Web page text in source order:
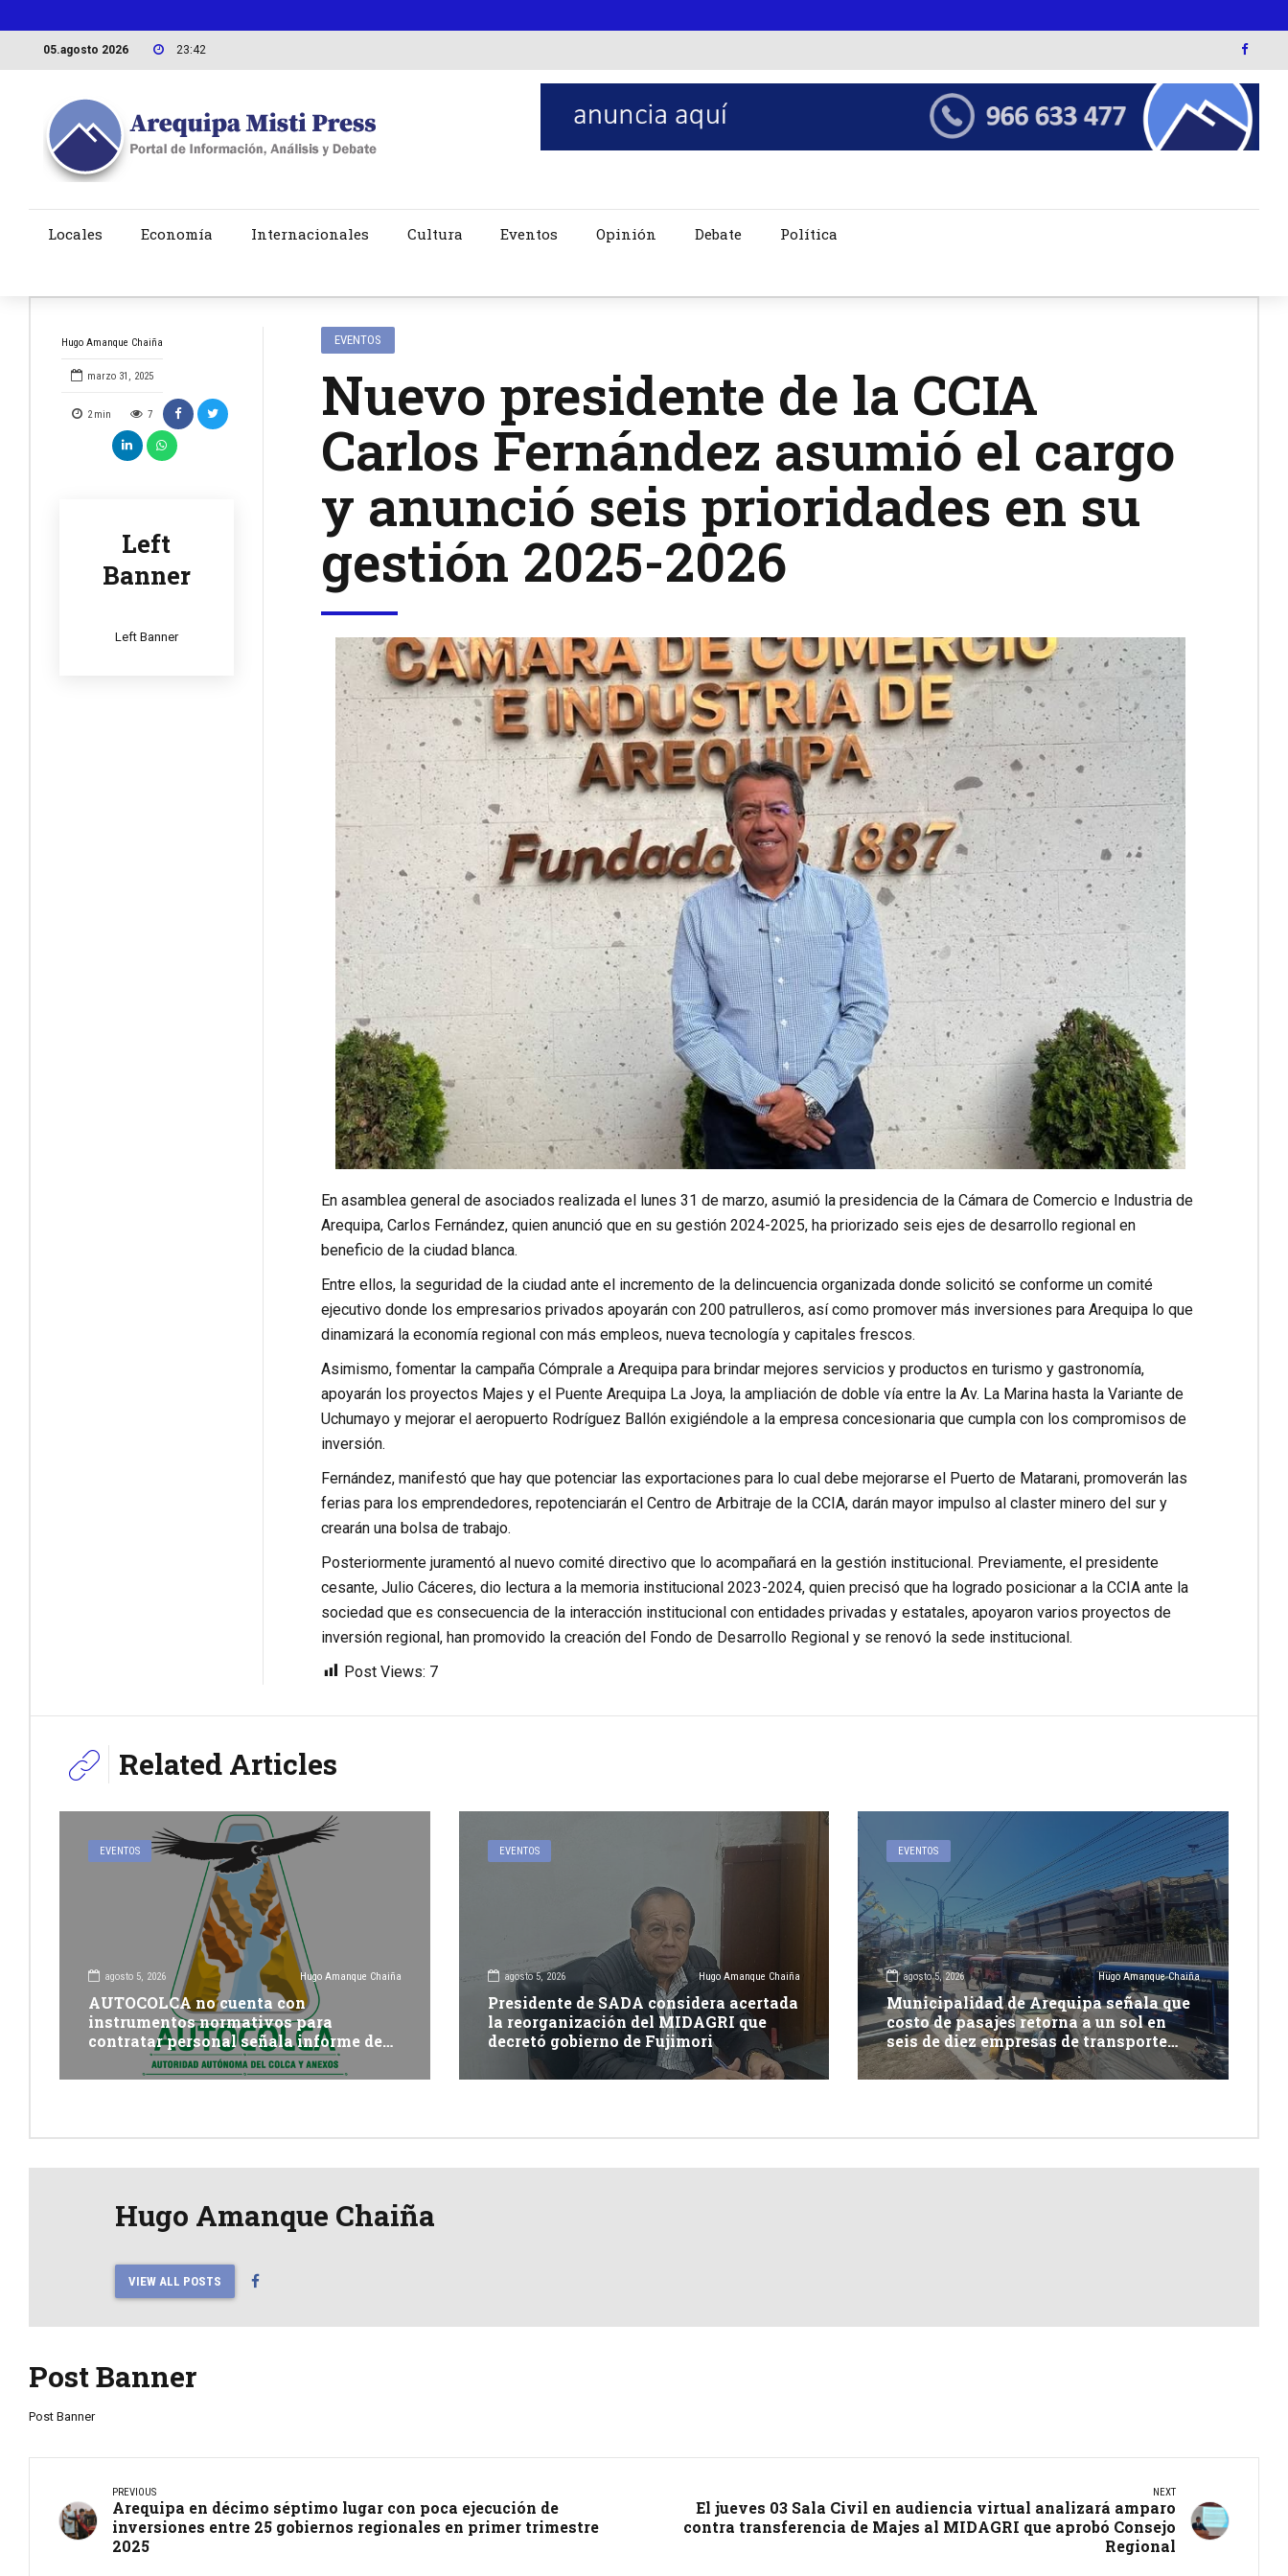
05.agosto 2026 23:42
Locales Economía Internacionales Cultura Eventos Opinión Debate Política
Hugo Amanque Chaiña
marzo 31, 2025
2 min 7
Left
Banner
Left Banner
EVENTOS
Nuevo presidente de la CCIA
Carlos Fernández asumió el cargo
y anunció seis prioridades en su
gestión 2025-2026
En asamblea general de asociados realizada el lunes 31 de marzo, asumió la presidencia de la Cámara de Comercio e Industria de
Arequipa, Carlos Fernández, quien anunció que en su gestión 2024-2025, ha priorizado seis ejes de desarrollo regional en
beneficio de la ciudad blanca.
Entre ellos, la seguridad de la ciudad ante el incremento de la delincuencia organizada donde solicitó se conforme un comité
ejecutivo donde los empresarios privados apoyarán con 200 patrulleros, así como promover más inversiones para Arequipa lo que
dinamizará la economía regional con más empleos, nueva tecnología y capitales frescos.
Asimismo, fomentar la campaña Cómprale a Arequipa para brindar mejores servicios y productos en turismo y gastronomía,
apoyarán los proyectos Majes y el Puente Arequipa La Joya, la ampliación de doble vía entre la Av. La Marina hasta la Variante de
Uchumayo y mejorar el aeropuerto Rodríguez Ballón exigiéndole a la empresa concesionaria que cumpla con los compromisos de
inversión.
Fernández, manifestó que hay que potenciar las exportaciones para lo cual debe mejorarse el Puerto de Matarani, promoverán las
ferias para los emprendedores, repotenciarán el Centro de Arbitraje de la CCIA, darán mayor impulso al claster minero del sur y
crearán una bolsa de trabajo.
Posteriormente juramentó al nuevo comité directivo que lo acompañará en la gestión institucional. Previamente, el presidente
cesante, Julio Cáceres, dio lectura a la memoria institucional 2023-2024, quien precisó que ha logrado posicionar a la CCIA ante la
sociedad que es consecuencia de la interacción institucional con entidades privadas y estatales, apoyaron varios proyectos de
inversión regional, han promovido la creación del Fondo de Desarrollo Regional y se renovó la sede institucional.
Post Views: 7
Related Articles
EVENTOS
agosto 5, 2026 Hugo Amanque Chaiña
AUTOCOLCA no cuenta con
instrumentos normativos para
contratar personal señala informe de
Contraloría
EVENTOS
agosto 5, 2026 Hugo Amanque Chaiña
Presidente de SADA considera acertada
la reorganización del MIDAGRI que
decretó gobierno de Fujimori
EVENTOS
agosto 5, 2026 Hugo Amanque Chaiña
Municipalidad de Arequipa señala que
costo de pasajes retorna a un sol en
seis de diez empresas de transporte
urbano
Hugo Amanque Chaiña
VIEW ALL POSTS
Post Banner
Post Banner
PREVIOUS
Arequipa en décimo séptimo lugar con poca ejecución de
inversiones entre 25 gobiernos regionales en primer trimestre
2025
NEXT
El jueves 03 Sala Civil en audiencia virtual analizará amparo
contra transferencia de Majes al MIDAGRI que aprobó Consejo
Regional